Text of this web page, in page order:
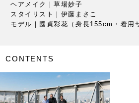
ヘアメイク｜草場妙子
スタイリスト｜伊藤まさこ
モデル｜國貞彩花（身長155cm・着用
CONTENTS